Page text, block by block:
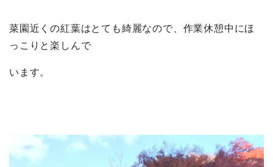
菜園近くの紅葉はとても綺麗なので、作業休憩中にほ
っこりと楽しんで
います。